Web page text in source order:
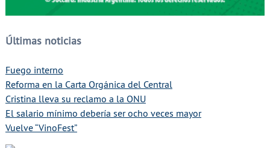
Últimas noticias
Fuego interno
Reforma en la Carta Orgánica del Central
Cristina lleva su reclamo a la ONU
El salario mínimo debería ser ocho veces mayor
Vuelve “VinoFest”